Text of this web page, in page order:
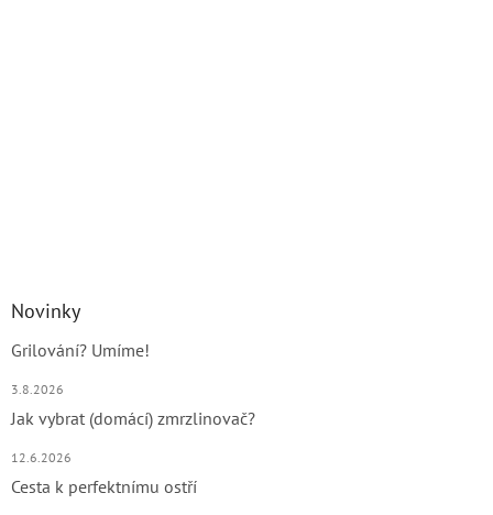
Novinky
Grilování? Umíme!
3.8.2026
Jak vybrat (domácí) zmrzlinovač?
12.6.2026
Cesta k perfektnímu ostří